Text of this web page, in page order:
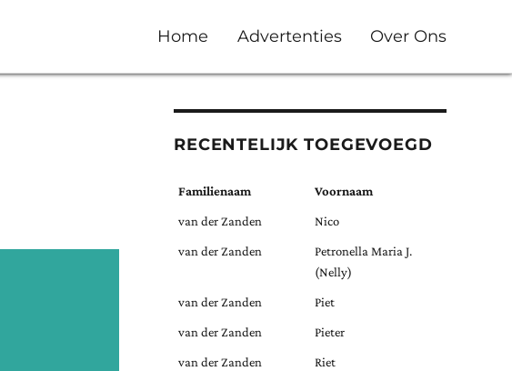
Home Advertenties Over Ons
RECENTELIJK TOEGEVOEGD
Familienaam Voornaam
van der Zanden Nico
van der Zanden
Petronella Maria J.
(Nelly)
van der Zanden Piet
van der Zanden Pieter
van der Zanden Riet